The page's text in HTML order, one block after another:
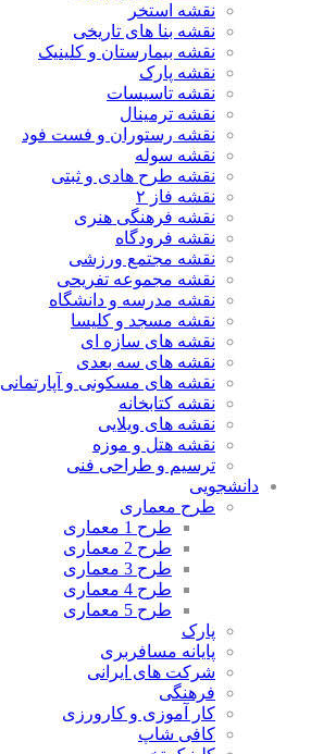
نقشه استخر
نقشه بنا های تاریخی
نقشه بیمارستان و کلینیک
نقشه پارک
نقشه تاسیسات
نقشه ترمینال
نقشه رستوران و فست فود
نقشه سوله
نقشه طرح هادی و ثبتی
نقشه فاز ۲
نقشه فرهنگی هنری
نقشه فرودگاه
نقشه مجتمع ورزشی
نقشه مجموعه تفریحی
نقشه مدرسه و دانشگاه
نقشه مسجد و کلیسا
نقشه های سازه ای
نقشه های سه بعدی
نقشه های مسکونی و آپارتمانی
نقشه کتابخانه
نقشه های ویلایی
نقشه هتل و موزه
ترسیم و طراحی فنی
دانشجویی
طرح معماری
طرح 1 معماری
طرح 2 معماری
طرح 3 معماری
طرح 4 معماری
طرح 5 معماری
پارک
پایانه مسافربری
شرکت های ایرانی
فرهنگی
کار آموزی و کارورزی
کافی شاپ